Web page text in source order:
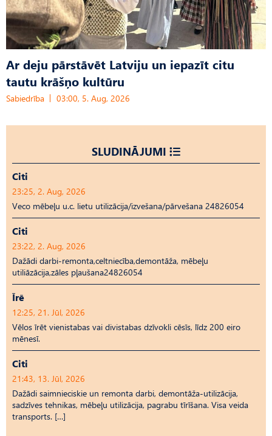
Ar deju pārstāvēt Latviju un iepazīt citu
tautu krāšņo kultūru
Sabiedrība 03:00, 5. Aug, 2026
SLUDINĀJUMI
Citi
23:25, 2. Aug, 2026
Veco mēbeļu u.c. lietu utilizācija/izvešana/pārvešana 24826054
Citi
23:22, 2. Aug, 2026
Dažādi darbi-remonta,celtniecība,demontāža, mēbeļu
utiliāzācija,zāles pļaušana24826054
Īrē
12:25, 21. Jūl, 2026
Vēlos īrēt vienistabas vai divistabas dzīvokli cēsīs, līdz 200 eiro
mēnesī.
Citi
21:43, 13. Jūl, 2026
Dažādi saimnieciskie un remonta darbi, demontāža-utilizācija,
sadzīves tehnikas, mēbeļu utilizācija, pagrabu tīrīšana. Visa veida
transports. […]